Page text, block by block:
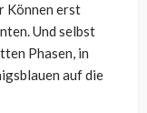
Können erst
Und selbst
Phasen, in
auf die